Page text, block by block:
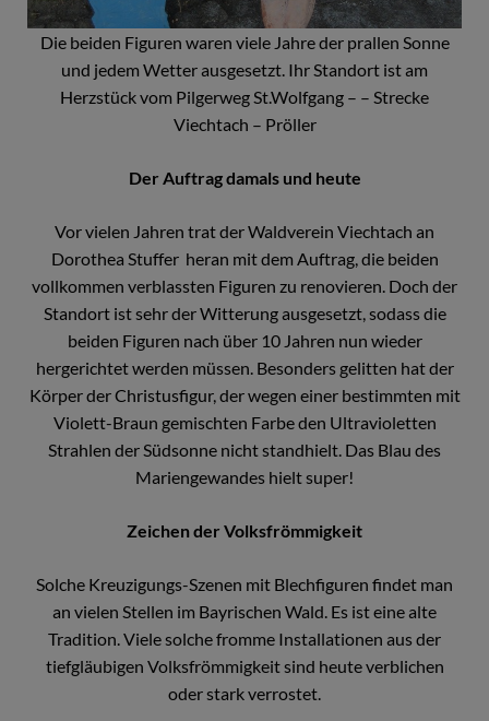
Die beiden Figuren waren viele Jahre der prallen Sonne
und jedem Wetter ausgesetzt. Ihr Standort ist am
Herzstück vom Pilgerweg St.Wolfgang – – Strecke
Viechtach – Pröller
Der Auftrag damals und heute
Vor vielen Jahren trat der Waldverein Viechtach an
Dorothea Stuffer heran mit dem Auftrag, die beiden
vollkommen verblassten Figuren zu renovieren. Doch der
Standort ist sehr der Witterung ausgesetzt, sodass die
beiden Figuren nach über 10 Jahren nun wieder
hergerichtet werden müssen. Besonders gelitten hat der
Körper der Christusfigur, der wegen einer bestimmten mit
Violett-Braun gemischten Farbe den Ultravioletten
Strahlen der Südsonne nicht standhielt. Das Blau des
Mariengewandes hielt super!
Zeichen der Volksfrömmigkeit
Solche Kreuzigungs-Szenen mit Blechfiguren findet man
an vielen Stellen im Bayrischen Wald. Es ist eine alte
Tradition. Viele solche fromme Installationen aus der
tiefgläubigen Volksfrömmigkeit sind heute verblichen
oder stark verrostet.